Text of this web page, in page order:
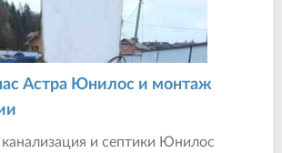
Астра Юнилос и монтаж
и септики Юнилос